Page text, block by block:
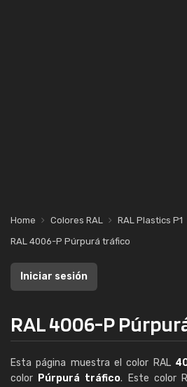
Home Colores RAL RAL Plastics P1
RAL 4006-P Púrpurá tráfico
Iniciar sesión
RAL 4006-P
Esta página muestra el color RAL
color Púrpurá tráfico. Este color